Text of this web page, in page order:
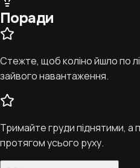
Поради
Стежте, щоб коліно йшло по
зайвого навантаження.
Тримайте груди піднятими, а
протягом усього руху.